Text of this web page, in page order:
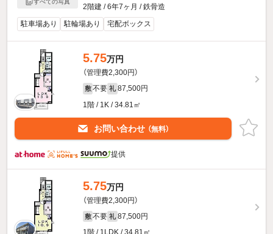
すべての写真
2階建 / 6年7ヶ月 / 鉄骨造
駐車場あり
駐輪場あり 宅配ボックス
5.75万円
（管理費2,300円）
敷 不要 礼 87,500円
1階 / 1K / 34.81㎡
お問い合わせ （無料）
提供
5.75万円
（管理費2,300円）
敷 不要 礼 87,500円